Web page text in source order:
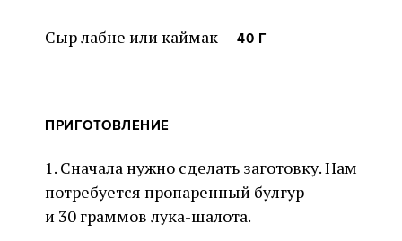
Сыр лабне или каймак — 40 Г
ПРИГОТОВЛЕНИЕ
1. Сначала нужно сделать заготовку. Нам
потребуется пропаренный булгур
и 30 граммов лука-шалота.